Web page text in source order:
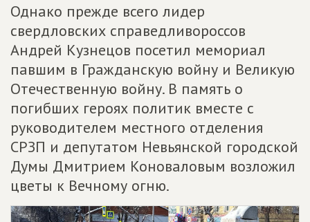
Однако прежде всего лидер
свердловских справедливороссов
Андрей Кузнецов посетил мемориал
павшим в Гражданскую войну и Великую
Отечественную войну. В память о
погибших героях политик вместе с
руководителем местного отделения
СРЗП и депутатом Невьянской городской
Думы Дмитрием Коноваловым возложил
цветы к Вечному огню.